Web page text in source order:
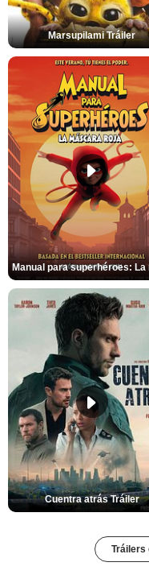
Marsupilami Tráiler
Cuentra atrás Tráiler
Tráilers